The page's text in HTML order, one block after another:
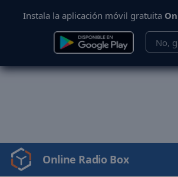
Instala la aplicación móvil gratuita
No,
Video
Online Radio Box